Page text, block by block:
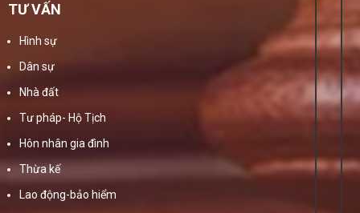
TƯ VẤN
Hình sự
Dân sự
Nhà đất
Tư pháp- Hộ Tịch
Hôn nhân gia đình
Thừa kế
Lao động-bảo hiểm